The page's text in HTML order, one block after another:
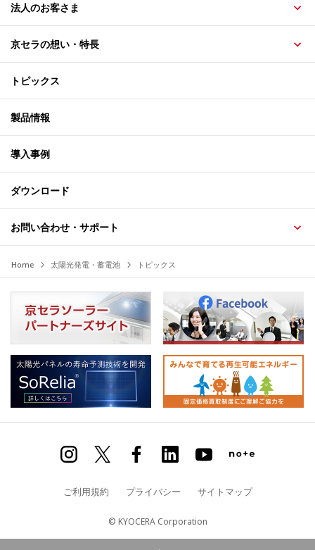
法人のお客さま
京セラの想い・特長
トピックス
製品情報
導入事例
ダウンロード
お問い合わせ・サポート
Home 太陽光発電・蓄電池 トピックス
ご利用規約 プライバシー サイトマップ
© KYOCERA Corporation